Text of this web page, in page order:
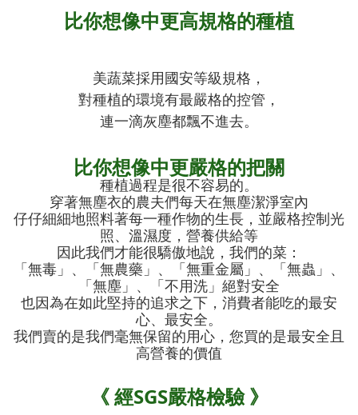
比你想像中更高規格的種植
美蔬菜採用國安等級規格，
對種植的環境有最嚴格的控管，
連一滴灰塵都飄不進去。
比你想像中更嚴格的把關
種植過程是很不容易的。
穿著無塵衣的農夫們每天在無塵潔淨室內
仔仔細細地照料著每一種作物的生長，並嚴格控制光
照、溫濕度，營養供給等
因此我們才能很驕傲地說，我們的菜：
「無毒」、「無農藥」、「無重金屬」、「無蟲」、
「無塵」、「不用洗」絕對安全
也因為在如此堅持的追求之下，消費者能吃的最安
心、最安全。
我們賣的是我們毫無保留的用心，您買的是最安全且
高營養的價值
《 經SGS嚴格檢驗 》